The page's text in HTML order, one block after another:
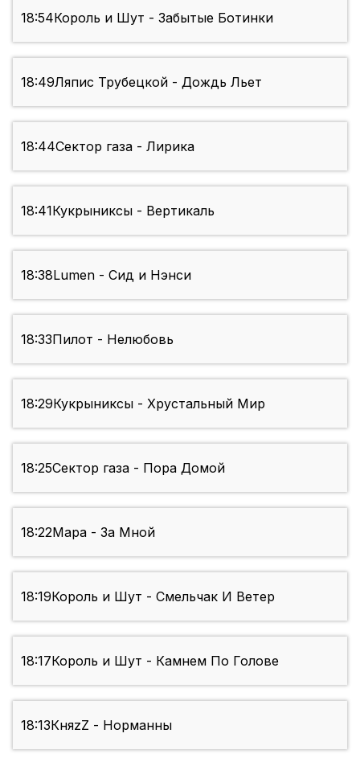
18:54Король и Шут - Забытые Ботинки
18:49Ляпис Трубецкой - Дождь Льет
18:44Сектор газа - Лирика
18:41Кукрыниксы - Вертикаль
18:38Lumen - Сид и Нэнси
18:33Пилот - Нелюбовь
18:29Кукрыниксы - Хрустальный Мир
18:25Сектор газа - Пора Домой
18:22Мара - За Мной
18:19Король и Шут - Смельчак И Ветер
18:17Король и Шут - Камнем По Голове
18:13КняzZ - Норманны